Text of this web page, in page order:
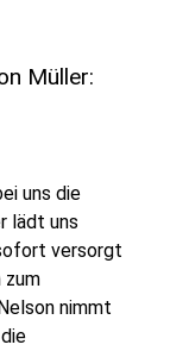
Müller:
uns die
lädt uns
versorgt
zum
nimmt